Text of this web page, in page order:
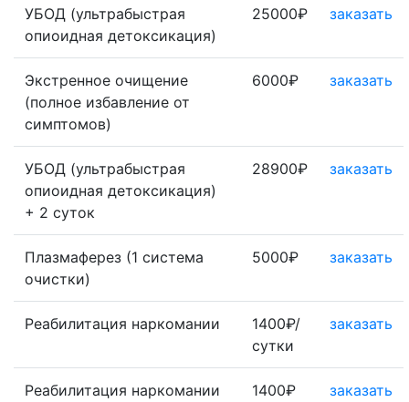
УБОД (ультрабыстрая
опиоидная детоксикация)
25000₽ заказать
Экстренное очищение
(полное избавление от
симптомов)
6000₽ заказать
УБОД (ультрабыстрая
опиоидная детоксикация)
+ 2 суток
28900₽ заказать
Плазмаферез (1 система
очистки)
5000₽ заказать
Реабилитация наркомании
1400₽/
сутки
заказать
Реабилитация наркомании
1400₽ заказать